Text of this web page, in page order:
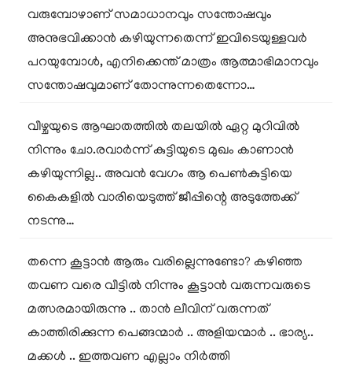
വരുമ്പോഴാണ് സമാധാനവും സന്തോഷവും
അനുഭവിക്കാൻ കഴിയുന്നതെന്ന് ഇവിടെയുള്ളവർ
പറയുമ്പോൾ, എനിക്കെന്ത് മാത്രം ആത്മാഭിമാനവും
സന്തോഷവുമാണ് തോന്നുന്നതെന്നോ…
വീഴ്ചയുടെ ആഘാതത്തിൽ തലയിൽ ഏറ്റ മുറിവിൽ
നിന്നും ചോ.രവാർന്ന് കുട്ടിയുടെ മുഖം കാണാൻ
കഴിയുന്നില്ല.. അവൻ വേഗം ആ പെൺകുട്ടിയെ
കൈകളിൽ വാരിയെടുത്ത് ജീപ്പിന്റെ അടുത്തേക്ക്
നടന്നു…
തന്നെ കൂട്ടാൻ ആരും വരില്ലെന്നുണ്ടോ? കഴിഞ്ഞ
തവണ വരെ വീട്ടിൽ നിന്നും കൂട്ടാൻ വരുന്നവരുടെ
മത്സരമായിരുന്നു .. താൻ ലീവിന് വരുന്നത്
കാത്തിരിക്കുന്ന പെങ്ങന്മാർ .. അളിയന്മാർ .. ഭാര്യ..
മക്കൾ .. ഇത്തവണ എല്ലാം നിർത്തി